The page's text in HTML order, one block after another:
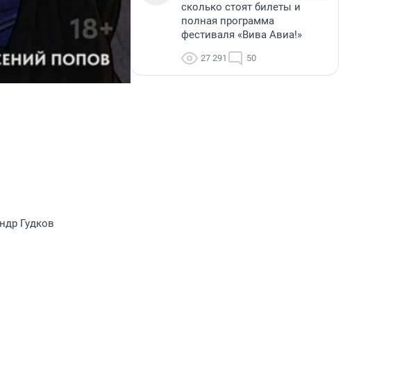
Гудков
сколько стоят билеты и
полная программа
фестиваля «Вива Авиа!»
27 291 50